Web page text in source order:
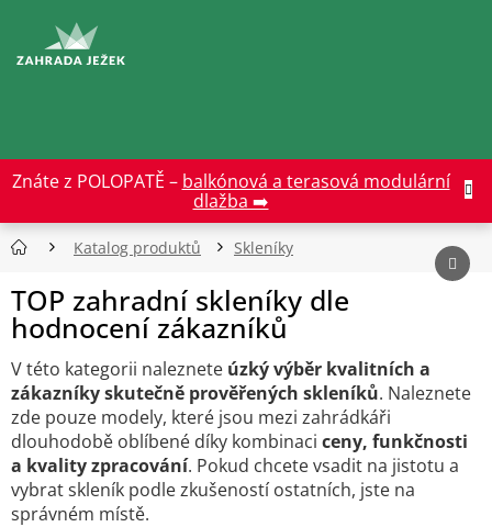
obsah
Znáte z POLOPATĚ – balkónová a terasová modulární
dlažba ➡️
Katalog produktů Skleníky
TOP zahradní skleníky dle
hodnocení zákazníků
V této kategorii naleznete úzký výběr kvalitních a
zákazníky skutečně prověřených skleníků. Naleznete
zde pouze modely, které jsou mezi zahrádkáři
dlouhodobě oblíbené díky kombinaci ceny, funkčnosti
a kvality zpracování. Pokud chcete vsadit na jistotu a
vybrat skleník podle zkušeností ostatních, jste na
správném místě.